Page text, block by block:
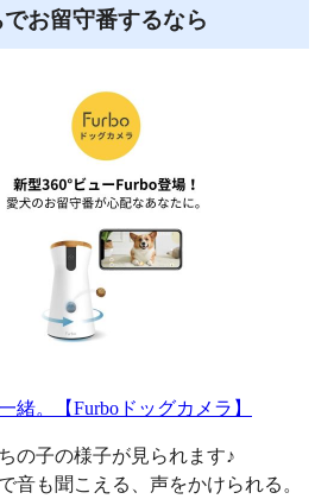
お留守番するなら
緒。【Furboドッグカメラ】
の子の様子が見られます♪
音も聞こえる、声をかけられる。